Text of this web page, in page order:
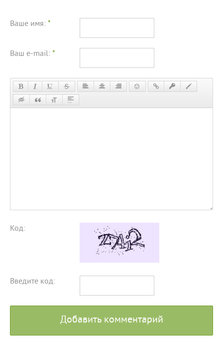
Ваше имя: *
Ваш e-mail: *
Код:
Введите код:
Добавить комментарий